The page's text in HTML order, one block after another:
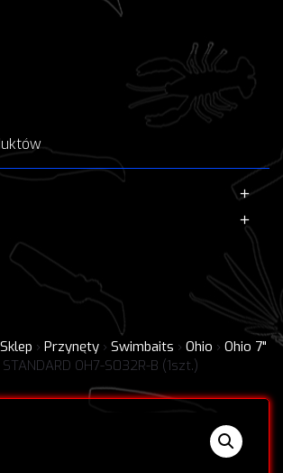
Sklep › Przynęty › Swimbaits › Ohio › Ohio 7"
STANDARD OH7-S032R-B (1szt.)